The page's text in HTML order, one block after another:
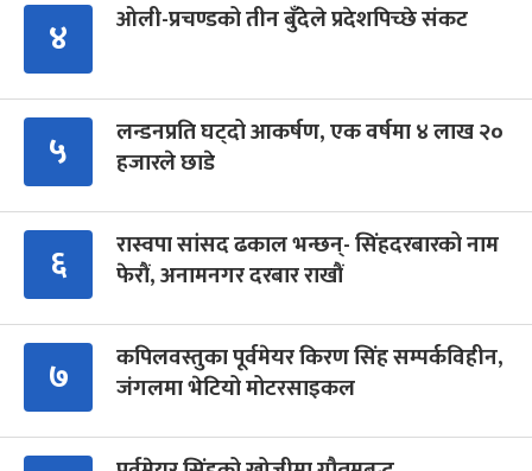
४ ओली-प्रचण्डको तीन बुँदेले प्रदेशपिच्छे संकट
५
लन्डनप्रति घट्दो आकर्षण, एक वर्षमा ४ लाख २०
हजारले छाडे
६
रास्वपा सांसद ढकाल भन्छन्- सिंहदरबारको नाम
फेरौं, अनामनगर दरबार राखौं
७
कपिलवस्तुका पूर्वमेयर किरण सिंह सम्पर्कविहीन,
जंगलमा भेटियो मोटरसाइकल